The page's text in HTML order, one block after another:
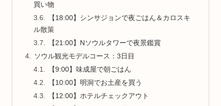
買い物
【18:00】シンサジョンで夜ごはん＆カロスキ
ル散策
【21:00】Nソウルタワーで夜景鑑賞
ソウル観光モデルコース：3日目
【9:00】味成屋で朝ごはん
【10:00】明洞でお土産を買う
【12:00】ホテルチェックアウト